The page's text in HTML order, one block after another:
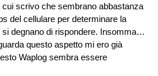
scrivo che sembrano abbastanza
del cellulare per determinare la
si degnano di rispondere. Insomma…
questo aspetto mi ero già
Waplog sembra essere